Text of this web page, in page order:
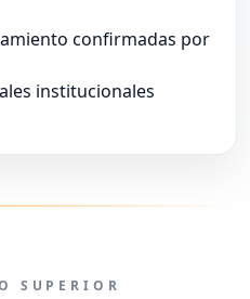
confirmadas por
institucionales
SUPERIOR